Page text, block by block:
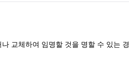
교체하여 임명할 것을 명할 수 있는 경